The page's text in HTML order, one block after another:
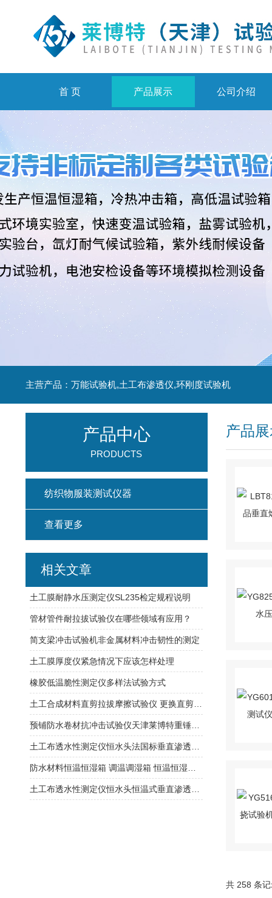
首 页 产品展示 公司介绍
主营产品：万能试验机,土工布渗透仪,环刚度试验机
产品
共 258 条
产品中心
PRODUCTS
纺织物服装测试仪器
查看更多
相关文章
土工膜耐静水压测定仪SL235检定规程说明
管材管件耐拉拔试验仪在哪些领域有应用？
简支梁冲击试验机非金属材料冲击韧性的测定
土工膜厚度仪紧急情况下应该怎样处理
橡胶低温脆性测定仪多样法试验方式